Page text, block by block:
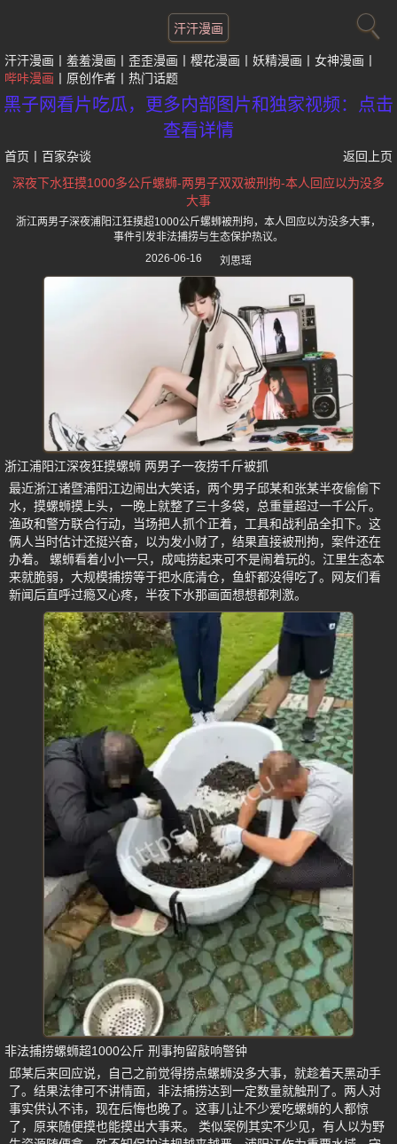
汗汗漫画
汗汗漫画 羞羞漫画 歪歪漫画 樱花漫画 妖精漫画
女神漫画
哔咔漫画
原创作者 热门话题
黑子网看片吃瓜，更多内部图片和独家视频：点击
查看详情
首页 百家杂谈
返回上页
深夜下水狂摸1000多公斤螺蛳-两男子双双被刑拘-本人回应以为没多
大事
浙江两男子深夜浦阳江狂摸超1000公斤螺蛳被刑拘，本人回应以为没多大事，
事件引发非法捕捞与生态保护热议。
2026-06-16
刘思瑶
浙江浦阳江深夜狂摸螺蛳 两男子一夜捞千斤被抓
最近浙江诸暨浦阳江边闹出大笑话，两个男子邱某和张某半夜偷偷下
水，摸螺蛳摸上头，一晚上就整了三十多袋，总重量超过一千公斤。
渔政和警方联合行动，当场把人抓个正着，工具和战利品全扣下。这
俩人当时估计还挺兴奋，以为发小财了，结果直接被刑拘，案件还在
办着。 螺蛳看着小小一只，成吨捞起来可不是闹着玩的。江里生态本
来就脆弱，大规模捕捞等于把水底清仓，鱼虾都没得吃了。网友们看
新闻后直呼过瘾又心疼，半夜下水那画面想想都刺激。
非法捕捞螺蛳超1000公斤 刑事拘留敲响警钟
邱某后来回应说，自己之前觉得捞点螺蛳没多大事，就趁着天黑动手
了。结果法律可不讲情面，非法捕捞达到一定数量就触刑了。两人对
事实供认不讳，现在后悔也晚了。这事儿让不少爱吃螺蛳的人都惊
了，原来随便摸也能摸出大事来。 类似案例其实不少见，有人以为野